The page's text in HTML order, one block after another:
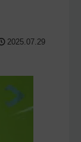
2025.07.29